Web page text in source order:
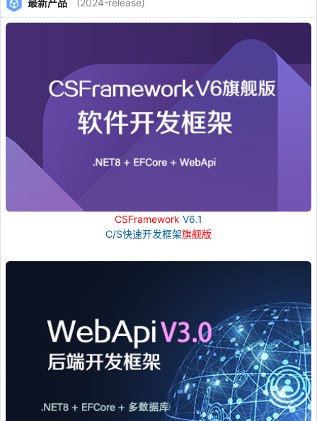
最新产品 (2024-release)
CSFramework V6.1
C/S快速开发框架旗舰版